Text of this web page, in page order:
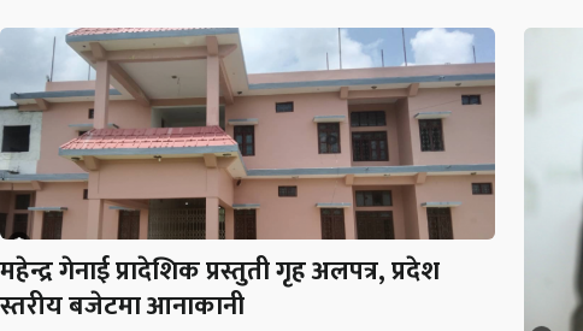
महेन्द्र गेनाई प्रादेशिक प्रस्तुती गृह अलपत्र, प्रदेश
स्तरीय बजेटमा आनाकानी